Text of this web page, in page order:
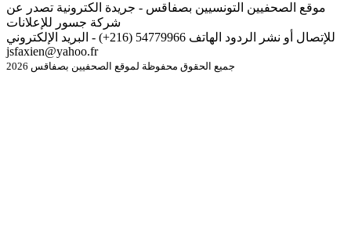
موقع الصحفيين التونسيين بصفاقس - جريدة الكترونية تصدر عن
شركة جسور للإعلانات
للإتصال أو نشر الردود الهاتف 54779966 (216+) - البريد الإلكتروني
jsfaxien@yahoo.fr
جميع الحقوق محفوظة لموقع الصحفيين بصفاقس 2026